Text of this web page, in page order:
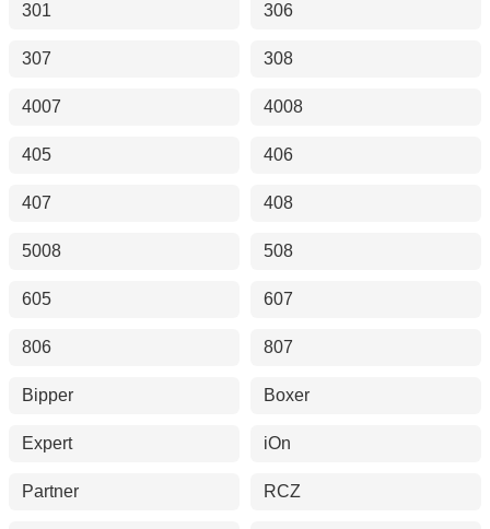
301 306
307 308
4007 4008
405 406
407 408
5008 508
605 607
806 807
Bipper Boxer
Expert iOn
Partner RCZ